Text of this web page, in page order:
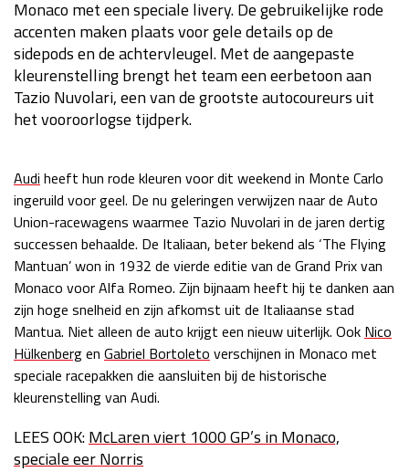
Race
zo 21:00 - 23:00
GP MEXICO 2026
Kwalificatie
za 22:00 - 23:00
Race
zo 21:00 - 23:00
Kwalificatie
za 19:00 - 20:00
Race
zo 18:00 - 20:00
LAS VEGAS GRAND PRIX 2026 20 - 22 nov
Kwalificatie
za 05:00 - 06:00
Race
zo 05:00 - 07:00
GP ABU DHABI 2026 04 - 06 dec
Kwalificatie
za 15:00 - 16:00
Race
zo 14:00 - 16:00
Monaco met een speciale livery. De gebruikelijke rode
accenten maken plaats voor gele details op de
sidepods en de achtervleugel. Met de aangepaste
kleurenstelling brengt het team een eerbetoon aan
Tazio Nuvolari, een van de grootste autocoureurs uit
het vooroorlogse tijdperk.
Audi heeft hun rode kleuren voor dit weekend in Monte Carlo
ingeruild voor geel. De nu geleringen verwijzen naar de Auto
Union-racewagens waarmee Tazio Nuvolari in de jaren dertig
successen behaalde. De Italiaan, beter bekend als ‘The Flying
Mantuan’ won in 1932 de vierde editie van de Grand Prix van
Monaco voor Alfa Romeo. Zijn bijnaam heeft hij te danken aan
zijn hoge snelheid en zijn afkomst uit de Italiaanse stad
Mantua. Niet alleen de auto krijgt een nieuw uiterlijk. Ook Nico
Hülkenbergen Gabriel Bortoleto verschijnen in Monaco met
speciale racepakken die aansluiten bij de historische
kleurenstelling van Audi.
LEES OOK:McLaren viert 1000 GP’s in Monaco,
speciale eer Norris